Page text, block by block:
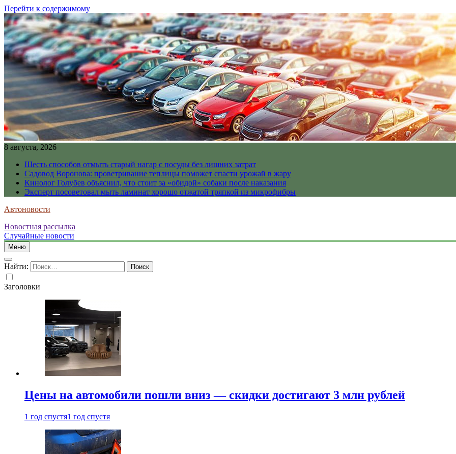
Перейти к содержимому
8 августа, 2026
Шесть способов отмыть старый нагар с посуды без лишних затрат
Садовод Воронова: проветривание теплицы поможет спасти урожай в жару
Кинолог Голубев объяснил, что стоит за «обидой» собаки после наказания
Эксперт посоветовал мыть ламинат хорошо отжатой тряпкой из микрофибры
Автоновости
Новостная рассылка
Случайные новости
Меню
Найти:
Заголовки
Цены на автомобили пошли вниз — скидки достигают 3 млн рублей
1 год спустя1 год спустя